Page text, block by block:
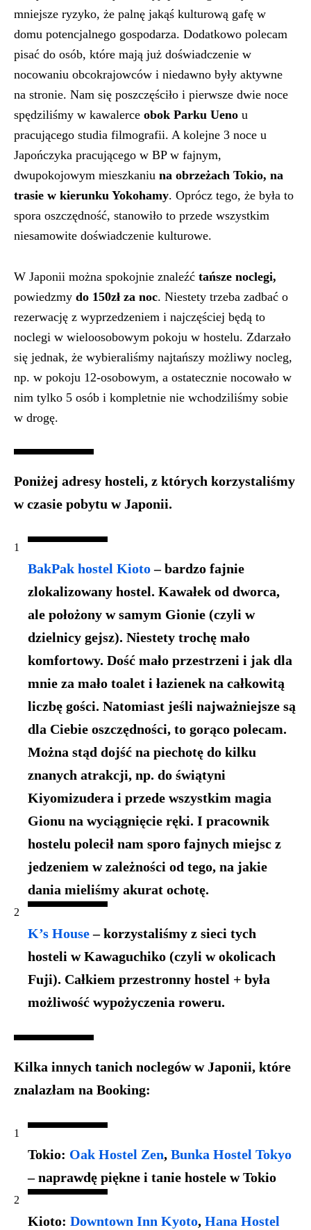
mniejsze ryzyko, że palnę jakąś kulturową gafę w
domu potencjalnego gospodarza. Dodatkowo polecam
pisać do osób, które mają już doświadczenie w
nocowaniu obcokrajowców i niedawno były aktywne
na stronie. Nam się poszczęściło i pierwsze dwie noce
spędziliśmy w kawalerce obok Parku Ueno u
pracującego studia filmografii. A kolejne 3 noce u
Japończyka pracującego w BP w fajnym,
dwupokojowym mieszkaniu na obrzeżach Tokio, na
trasie w kierunku Yokohamy. Oprócz tego, że była to
spora oszczędność, stanowiło to przede wszystkim
niesamowite doświadczenie kulturowe.
W Japonii można spokojnie znaleźć tańsze noclegi,
powiedzmy do 150zł za noc. Niestety trzeba zadbać o
rezerwację z wyprzedzeniem i najczęściej będą to
noclegi w wieloosobowym pokoju w hostelu. Zdarzało
się jednak, że wybieraliśmy najtańszy możliwy nocleg,
np. w pokoju 12-osobowym, a ostatecznie nocowało w
nim tylko 5 osób i kompletnie nie wchodziliśmy sobie
w drogę.
Poniżej adresy hosteli, z których korzystaliśmy
w czasie pobytu w Japonii.
BakPak hostel Kioto– bardzo fajnie
zlokalizowany hostel. Kawałek od dworca,
ale położony w samym Gionie (czyli w
dzielnicy gejsz). Niestety trochę mało
komfortowy. Dość mało przestrzeni i jak dla
mnie za mało toalet i łazienek na całkowitą
liczbę gości. Natomiast jeśli najważniejsze są
dla Ciebie oszczędności, to gorąco polecam.
Można stąd dojść na piechotę do kilku
znanych atrakcji, np. do świątyni
Kiyomizudera i przede wszystkim magia
Gionu na wyciągnięcie ręki. I pracownik
hostelu polecił nam sporo fajnych miejsc z
jedzeniem w zależności od tego, na jakie
dania mieliśmy akurat ochotę.
K’s House– korzystaliśmy z sieci tych
hosteli wKawaguchiko (czyli w okolicach
Fuji). Całkiem przestronny hostel + była
możliwość wypożyczenia roweru.
Kilka innych tanich noclegów w Japonii, które
znalazłam na Booking:
Tokio: Oak Hostel Zen, Bunka Hostel Tokyo
– naprawdę piękne i tanie hostele w Tokio
Kioto: Downtown Inn Kyoto, Hana Hostel